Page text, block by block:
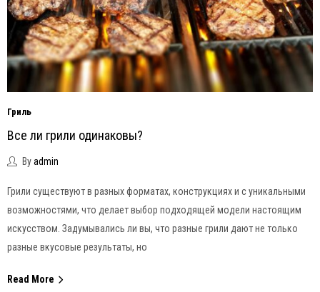
Гриль
Все ли грили одинаковы?
Byadmin
Грили существуют в разных форматах, конструкциях и с уникальными
возможностями, что делает выбор подходящей модели настоящим
искусством. Задумывались ли вы, что разные грили дают не только
разные вкусовые результаты, но
Read More